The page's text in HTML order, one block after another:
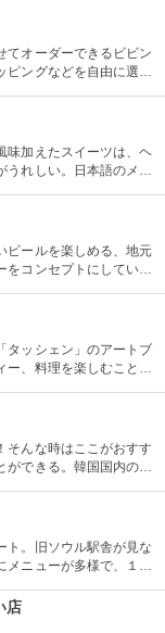
で是非試してみて。日本
を。
てオーダーできるビビン
ングなどを自由に選択
良く、特に女性に人気で
味加えたスイーツは、ヘ
れしい。日本語のメニ
ビールを楽しめる、地元
コンセプトにしていて
なたには是非試してほし
タッシェン」のアートブ
、料理を楽しむことが
ぞ。
そんな時はここがおすす
できる。韓国国内の新
ンチタイムは避けたほう
ト。旧ソウル駅舎が見な
ニューが多様で、１人
ちろんおひとり様ご飯に
店